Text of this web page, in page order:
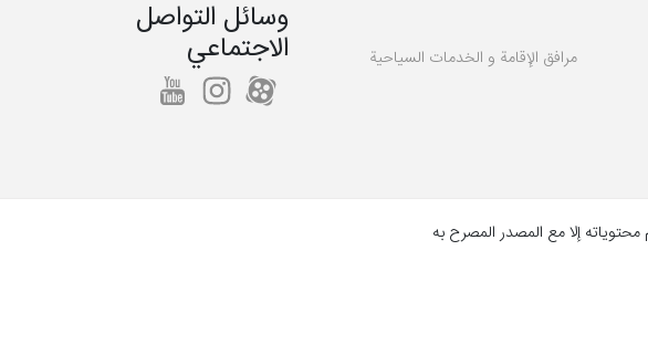
مرافق الإقامة و الخدمات السياحية
وسائل التواصل
الاجتماعي
إلا مع المصدر المصرح به